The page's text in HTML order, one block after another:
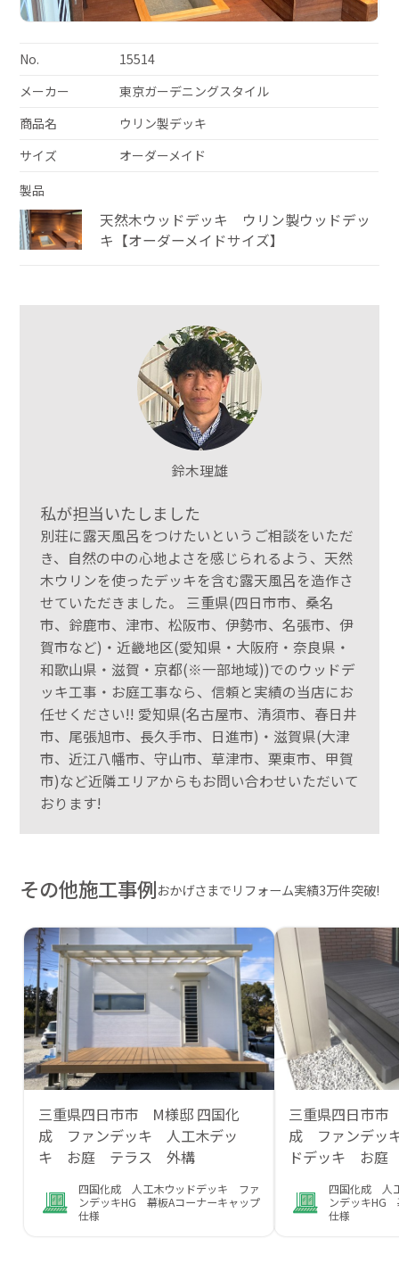
No.
15514
メーカー
東京ガーデニングスタイル
商品名
ウリン製デッキ
サイズ
オーダーメイド
製品
天然木ウッドデッキ ウリン製ウッドデッ
キ【オーダーメイドサイズ】
鈴木理雄
私が担当いたしました
別荘に露天風呂をつけたいというご相談をいただ
き、自然の中の心地よさを感じられるよう、天然
木ウリンを使ったデッキを含む露天風呂を造作さ
せていただきました。 三重県(四日市市、桑名
市、鈴鹿市、津市、松阪市、伊勢市、名張市、伊
賀市など)・近畿地区(愛知県・大阪府・奈良県・
和歌山県・滋賀・京都(※一部地域))でのウッドデ
ッキ工事・お庭工事なら、信頼と実績の当店にお
任せください!! 愛知県(名古屋市、清須市、春日井
市、尾張旭市、長久手市、日進市)・滋賀県(大津
市、近江八幡市、守山市、草津市、栗東市、甲賀
市)など近隣エリアからもお問い合わせいただいて
おります!
その他施工事例おかげさまでリフォーム実績3万件突破!
三重県四日市市 M様邸 四国化
成 ファンデッキ 人工木デッ
キ お庭 テラス 外構
四国化成 人工木ウッドデッキ ファ
ンデッキHG 幕板Aコーナーキャップ
仕様
三重県四日市
成 ファンデッ
ドデッキ お庭
四国化成 人
ンデッキHG
仕様